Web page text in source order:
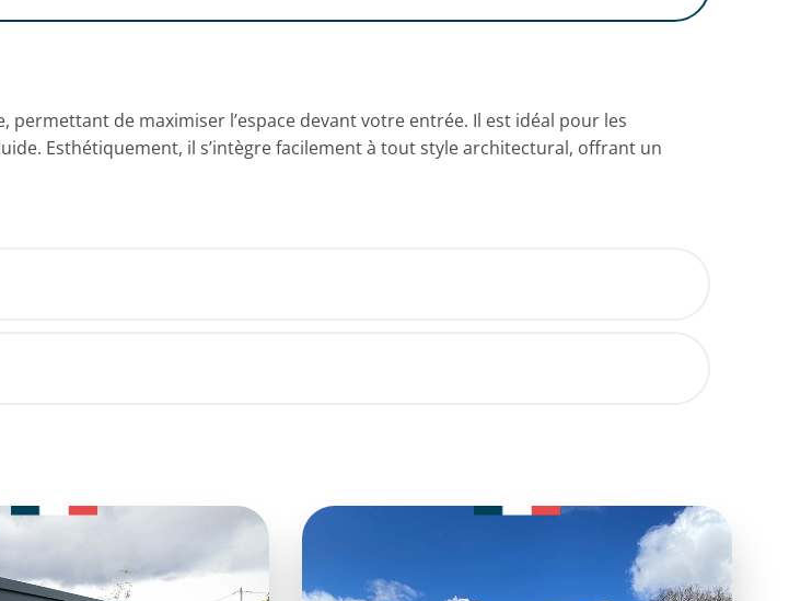
de maximiser l’espace devant votre entrée. Il est idéal pour les
Esthétiquement, il s’intègre facilement à tout style architectural, offrant un